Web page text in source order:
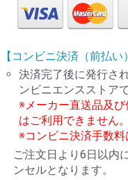
【コンビニ決済（前払い
決済完了後に発行さ
ンビニエンスストア
※メーカー直送品及
はご利用できません。
※コンビニ決済手数料
ご注文日より6日以内
ンセルとなります。